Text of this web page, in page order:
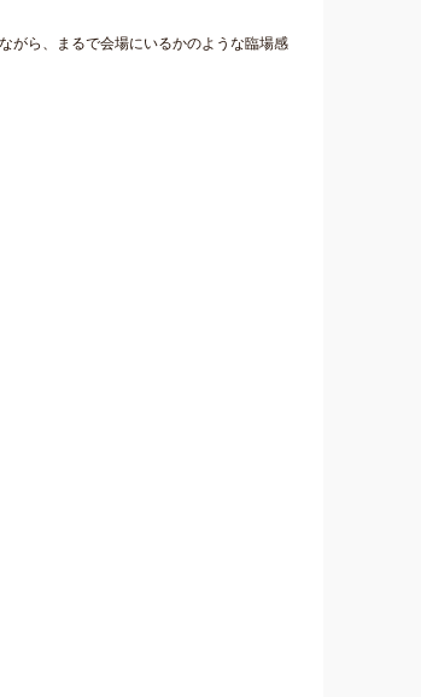
がら、まるで会場にいるかのような臨場感